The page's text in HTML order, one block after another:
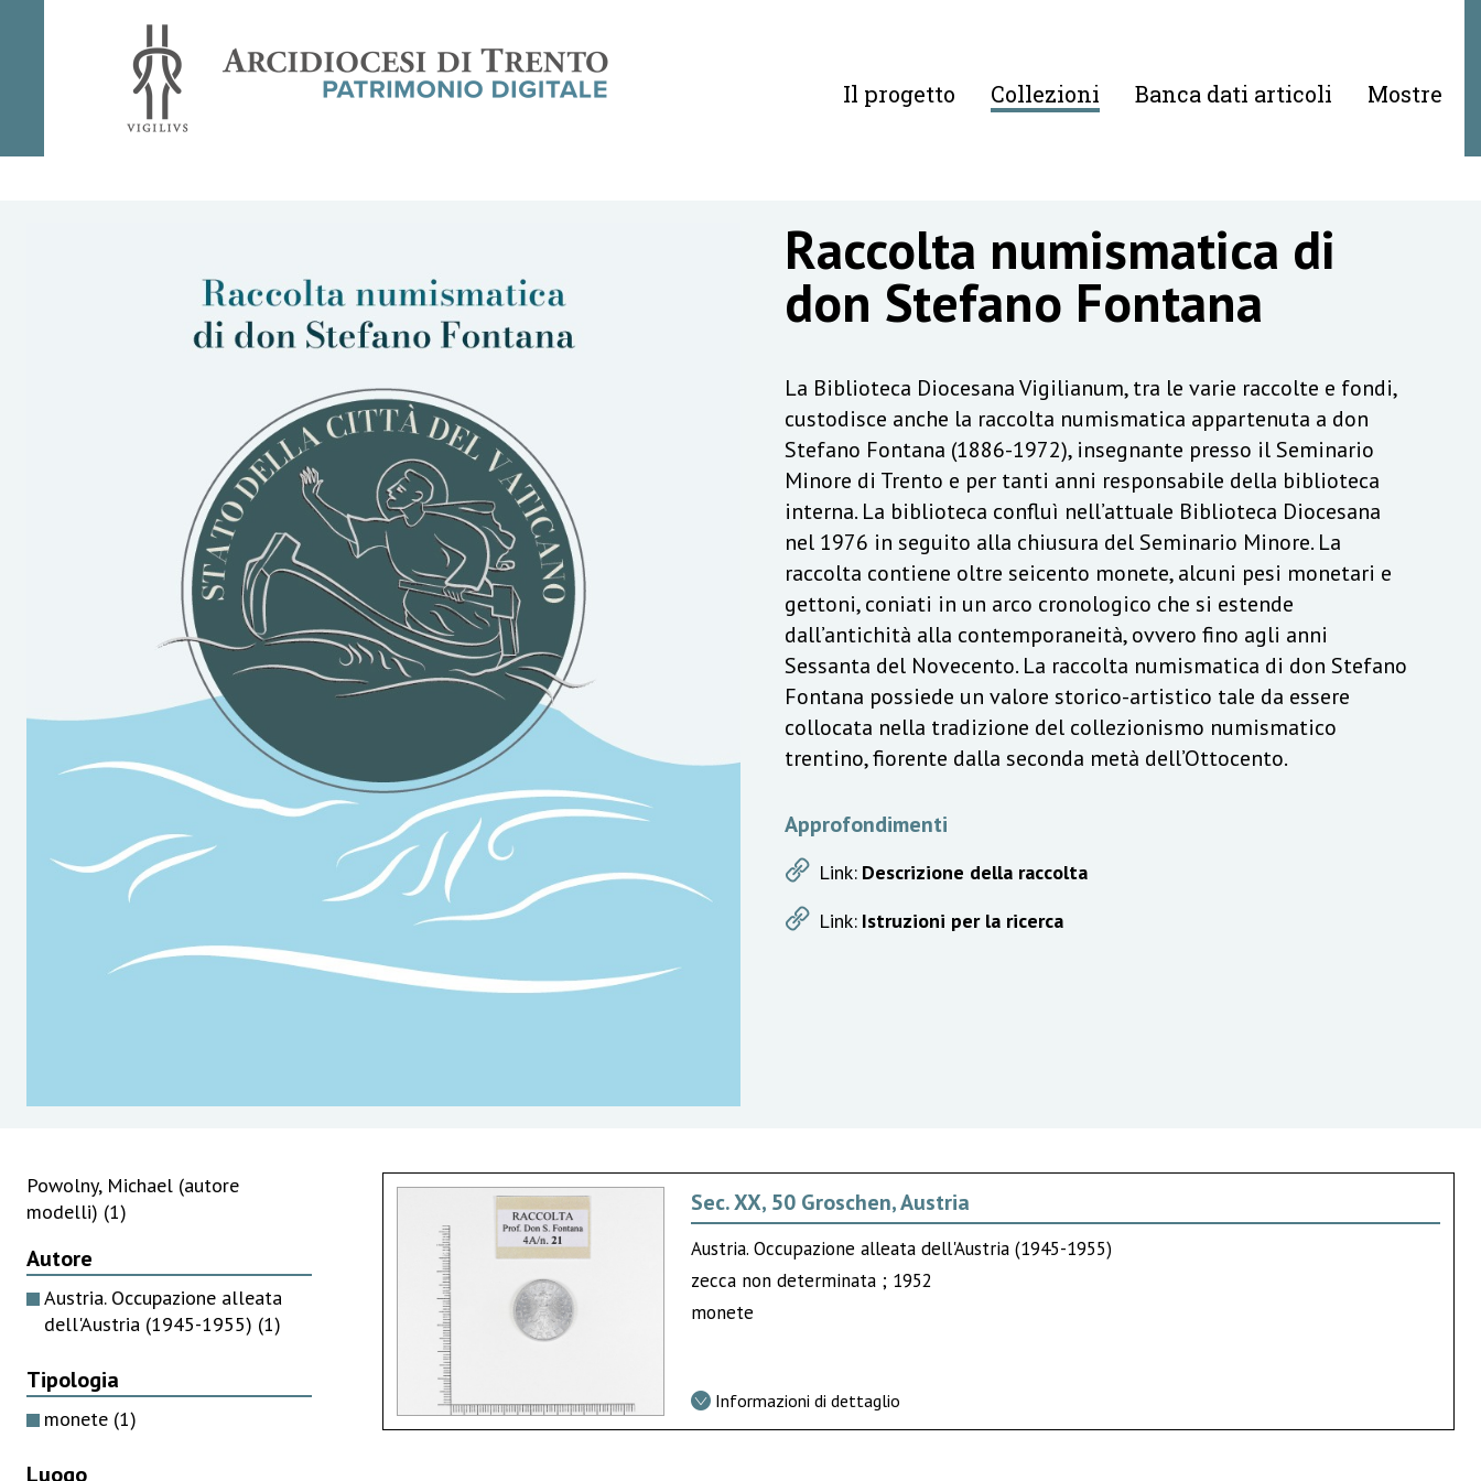
Il progetto Collezioni Banca dati articoli Mostre
Raccolta numismatica di
don Stefano Fontana
La Biblioteca Diocesana Vigilianum, tra le varie raccolte e fondi,
custodisce anche la raccolta numismatica appartenuta a don
Stefano Fontana (1886-1972), insegnante presso il Seminario
Minore di Trento e per tanti anni responsabile della biblioteca
interna. La biblioteca confluì nell’attuale Biblioteca Diocesana
nel 1976 in seguito alla chiusura del Seminario Minore. La
raccolta contiene oltre seicento monete, alcuni pesi monetari e
gettoni, coniati in un arco cronologico che si estende
dall’antichità alla contemporaneità, ovvero fino agli anni
Sessanta del Novecento. La raccolta numismatica di don Stefano
Fontana possiede un valore storico-artistico tale da essere
collocata nella tradizione del collezionismo numismatico
trentino, fiorente dalla seconda metà dell’Ottocento.
Approfondimenti
Link: Descrizione della raccolta
Link: Istruzioni per la ricerca
Powolny, Michael (autore
modelli) (1)
Autore
Austria. Occupazione alleata
dell'Austria (1945-1955) (1)
Tipologia
monete (1)
Luogo
Sec. XX, 50 Groschen, Austria
Austria. Occupazione alleata dell'Austria (1945-1955)
zecca non determinata ; 1952
monete
Informazioni di dettaglio